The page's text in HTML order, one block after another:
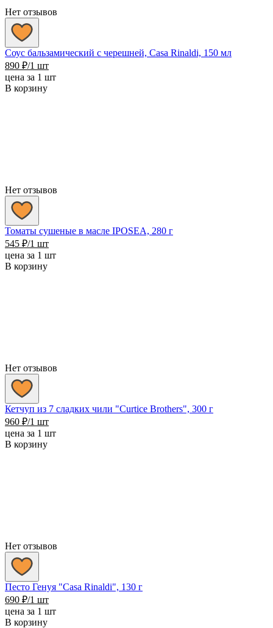
Нет отзывов
Соус бальзамический с черешней, Casa Rinaldi, 150 мл
890 ₽/1 шт
цена за 1 шт
В корзину
Нет отзывов
Томаты сушеные в масле IPOSEA, 280 г
545 ₽/1 шт
цена за 1 шт
В корзину
Нет отзывов
Кетчуп из 7 сладких чили "Сurtice Brothers", 300 г
960 ₽/1 шт
цена за 1 шт
В корзину
Нет отзывов
Песто Генуя "Casa Rinaldi", 130 г
690 ₽/1 шт
цена за 1 шт
В корзину